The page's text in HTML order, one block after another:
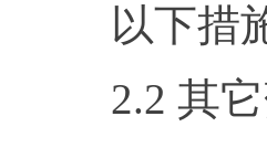
以下措
2.2 其